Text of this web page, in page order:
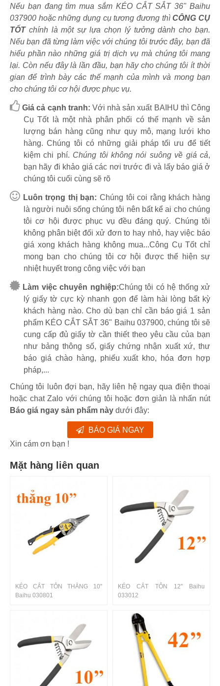
Nếu bạn đang tìm mua sắm KÉO CẮT SẮT 36" Baihu
037900 hoặc những dụng cụ tương đương thìCÔNG CỤ
TỐTchính là một sự lựa chọn lý tưởng dành cho bạn.
Nếu bạn đã từng làm việc với chúng tôi trước đây, bạn đã
hiểu phần nào những giá trị dịch vụ mà chúng tôi mang
lại. Còn nếu đây là lần đầu, bạn hãy cho chúng tôi ít thời
gian để trình bày các thế mạnh của mình và mong bạn
cho chúng tôi cơ hội được phục vụ.
Giá cả cạnh tranh: Với nhà sản xuất BAIHU thì Công
Cụ Tốt là một nhà phân phối có thế mạnh về sản
lượng bán hàng cũng như quy mô, mạng lưới kho
hàng. Chúng tôi có những giải pháp tối ưu để tiết
kiệm chi phí. Chúng tôi không nói suông về giá cả,
bạn hãy đi khảo giá các nơi trước đi và lấy báo giá ở
chúng tôi cuối cùng sẽ rõ
Luôn trọng thị bạn: Chúng tôi coi rằng khách hàng
là người nuôi sống chúng tôi nên bất kể ai cho chúng
tôi cơ hội được phục vụ đều đáng quý. Chúng tôi
không phân biệt đối xử đơn to hay nhỏ, hay việc báo
giá xong khách hàng không mua...Công Cụ Tốt chỉ
mong bạn cho chúng tôi cơ hội được thể hiện sự
nhiệt huyết trong công việc với bạn
Làm việc chuyên nghiệp:Chúng tôi có hệ thống xử
lý giấy tờ cực kỳ nhanh gọn để làm hài lòng bất kỳ
khách hàng nào. Cho dù bạn chỉ cần báo giá 1 sản
phẩm KÉO CẮT SẮT 36" Baihu 037900, chúng tôi sẽ
cung cấp đủ giấy tờ cần thiết theo yêu cầu của bạn
như bảng thông số, giấy chứng nhận xuất xứ, thư
báo giá chào hàng, phiếu xuất kho, hóa đơn hợp
pháp,...
Chúng tôi luôn đợi bạn, hãy liên hệ ngay qua điện thoại
hoặc chat Zalo với chúng tôi hoặc đơn giản là nhấn nút
Báo giá ngay sản phẩm này dưới đây:
BÁO GIÁ NGAY
Xin cám ơn bạn !
Mặt hàng liên quan
KÉO CẮT TÔN THẲNG 10''
Baihu 030801
KÉO CẮT TÔN 12'' Baihu
033012